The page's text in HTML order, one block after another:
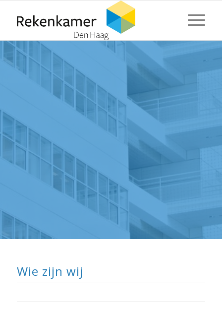
⬇ Blok overslaan
⬇ Blok overslaan
Wie zijn wij